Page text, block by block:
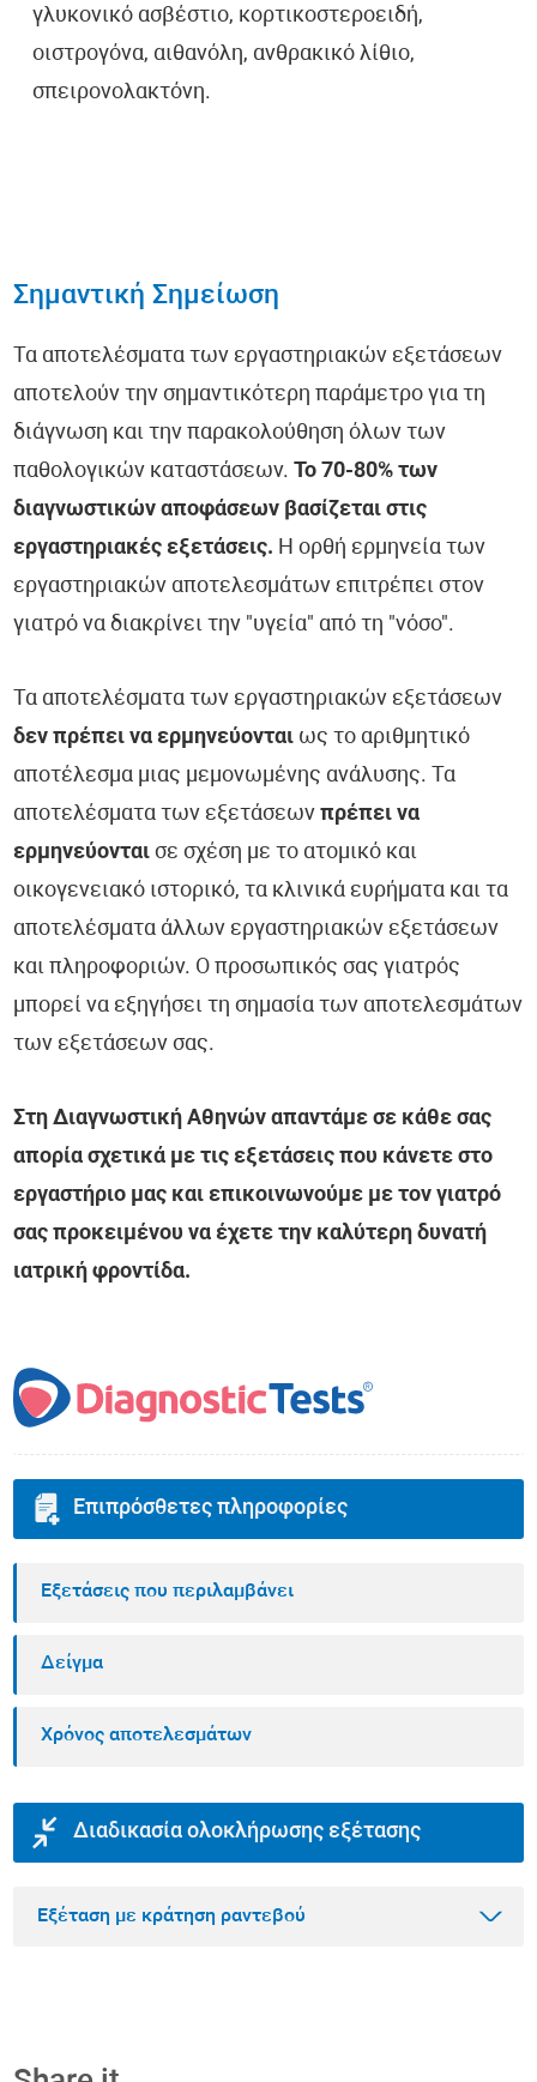
γλυκονικό ασβέστιο, κορτικοστεροειδή,
οιστρογόνα, αιθανόλη, ανθρακικό λίθιο,
σπειρονολακτόνη.
Σημαντική Σημείωση
Τα αποτελέσματα των εργαστηριακών εξετάσεων
αποτελούν την σημαντικότερη παράμετρο για τη
διάγνωση και την παρακολούθηση όλων των
παθολογικών καταστάσεων. Το 70-80% των
διαγνωστικών αποφάσεων βασίζεται στις
εργαστηριακές εξετάσεις. Η ορθή ερμηνεία των
εργαστηριακών αποτελεσμάτων επιτρέπει στον
γιατρό να διακρίνει την "υγεία" από τη "νόσο".
Τα αποτελέσματα των εργαστηριακών εξετάσεων
δεν πρέπει να ερμηνεύονται ως το αριθμητικό
αποτέλεσμα μιας μεμονωμένης ανάλυσης. Τα
αποτελέσματα των εξετάσεωνπρέπει να
ερμηνεύονταισε σχέση με το ατομικό και
οικογενειακό ιστορικό, τα κλινικά ευρήματα και τα
αποτελέσματα άλλων εργαστηριακών εξετάσεων
και πληροφοριών. Ο προσωπικός σας γιατρός
μπορεί να εξηγήσει τη σημασία των αποτελεσμάτων
των εξετάσεων σας.
Στη Διαγνωστική Αθηνών απαντάμε σε κάθε σας
απορία σχετικά με τις εξετάσεις που κάνετε στο
εργαστήριο μας και επικοινωνούμε με τον γιατρό
σας προκειμένου να έχετε την καλύτερη δυνατή
ιατρική φροντίδα.
Επιπρόσθετες πληροφορίες
Εξετάσεις που περιλαμβάνει
Δείγμα
Χρόνος αποτελεσμάτων
Διαδικασία ολοκλήρωσης εξέτασης
Εξέταση με κράτηση ραντεβού